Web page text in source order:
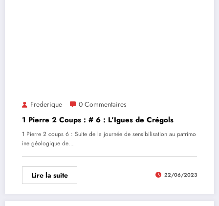
Frederique 0 Commentaires
1 Pierre 2 Coups : # 6 : L’Igues de Crégols
1 Pierre 2 coups 6 : Suite de la journée de sensibilisation au patrimo
ine géologique de…
Lire la suite 22/06/2023